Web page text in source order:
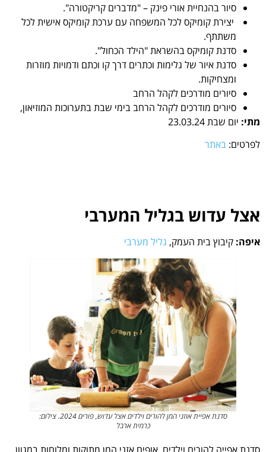
סיור בהנחיית אורי פינק – "מדברים קריקטורה".
יצירת קומיקס לכל המשפחה עם ערכת קומיקס אישית לכל
משתתף.
סדנת קומיקס בהשראת "הילד הכחול".
סדנת איור של גלימות וכתרים דרך קו וכתם ודמויות מוזרות
ומצחיקות.
סיורים מודרכים לקהל הרחב
סיורים מודרכים לקהל הרחב בימי שבת בתערוכות המוזיאון,
מתי: יום שבת 23.03.24
לפרטים: באתר
אצל עדוש בגליל המערבי
איפה: קיבוץ בית העמק, גליל מערבי
סדנת אפיית אוזני המן להורים וילדים אצל עדוש, פורים 2024. צילום:
כרמית ארבל
סדנת אפייה להורים וילדים. אופים אזני המן מתוקות ומלוחות במגוון